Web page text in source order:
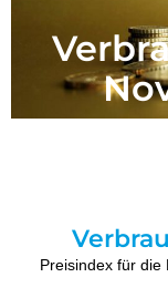
Preisindex für die